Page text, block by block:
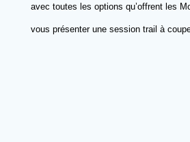
avec toutes les options qu’offrent les
vous présenter une session trail à